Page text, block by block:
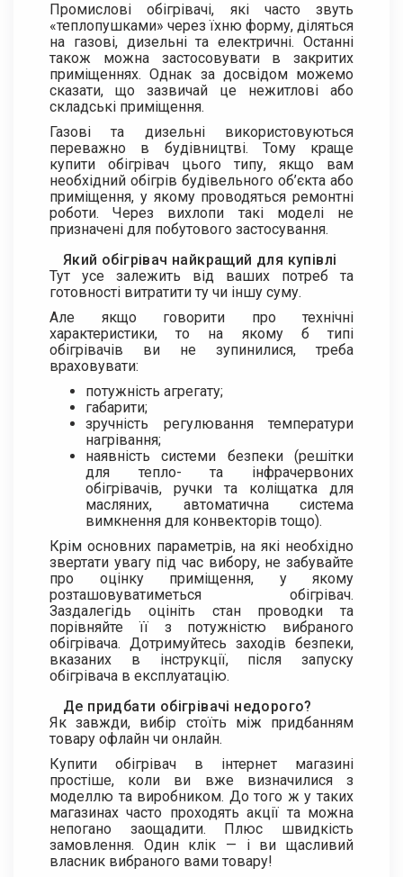
Промислові обігрівачі, які часто звуть
«теплопушками» через їхню форму, діляться
на газові, дизельні та електричні. Останні
також можна застосовувати в закритих
приміщеннях. Однак за досвідом можемо
сказати, що зазвичай це нежитлові або
складські приміщення.
Газові та дизельні використовуються
переважно в будівництві. Тому краще
купити обігрівач цього типу, якщо вам
необхідний обігрів будівельного об’єкта або
приміщення, у якому проводяться ремонтні
роботи. Через вихлопи такі моделі не
призначені для побутового застосування.
Який обігрівач найкращий для купівлі
Тут усе залежить від ваших потреб та
готовності витратити ту чи іншу суму.
Але якщо говорити про технічні
характеристики, то на якому б типі
обігрівачів ви не зупинилися, треба
враховувати:
потужність агрегату;
габарити;
зручність регулювання температури
нагрівання;
наявність системи безпеки (решітки
для тепло- та інфрачервоних
обігрівачів, ручки та коліщатка для
масляних, автоматична система
вимкнення для конвекторів тощо).
Крім основних параметрів, на які необхідно
звертати увагу під час вибору, не забувайте
про оцінку приміщення, у якому
розташовуватиметься обігрівач.
Заздалегідь оцініть стан проводки та
порівняйте її з потужністю вибраного
обігрівача. Дотримуйтесь заходів безпеки,
вказаних в інструкції, після запуску
обігрівача в експлуатацію.
Де придбати обігрівачі недорого?
Як завжди, вибір стоїть між придбанням
товару офлайн чи онлайн.
Купити обігрівач в інтернет магазині
простіше, коли ви вже визначилися з
моделлю та виробником. До того ж у таких
магазинах часто проходять акції та можна
непогано заощадити. Плюс швидкість
замовлення. Один клік — і ви щасливий
власник вибраного вами товару!